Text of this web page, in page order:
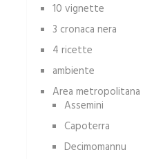
10 vignette
3 cronaca nera
4 ricette
ambiente
Area metropolitana
Assemini
Capoterra
Decimomannu